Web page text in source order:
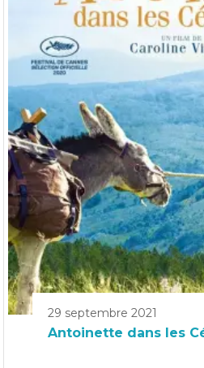
29 septembre 2021
Antoinette dans les